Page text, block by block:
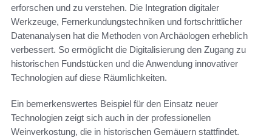
erforschen und zu verstehen. Die Integration digitaler
Werkzeuge, Fernerkundungstechniken und fortschrittlicher
Datenanalysen hat die Methoden von Archäologen erheblich
verbessert. So ermöglicht die Digitalisierung den Zugang zu
historischen Fundstücken und die Anwendung innovativer
Technologien auf diese Räumlichkeiten.
Ein bemerkenswertes Beispiel für den Einsatz neuer
Technologien zeigt sich auch in der professionellen
Weinverkostung, die in historischen Gemäuern stattfindet.